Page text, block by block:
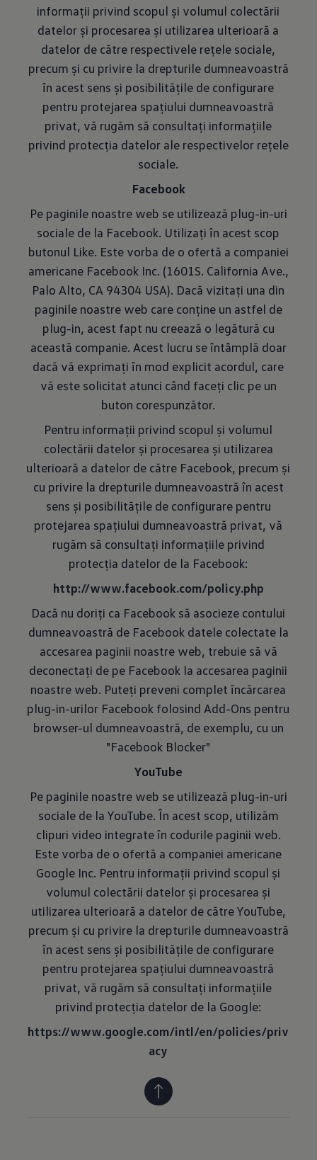
informații privind scopul și volumul colectării
datelor și procesarea și utilizarea ulterioară a
datelor de către respectivele rețele sociale,
precum și cu privire la drepturile dumneavoastră
în acest sens și posibilitățile de configurare
pentru protejarea spațiului dumneavoastră
privat, vă rugăm să consultați informațiile
privind protecția datelor ale respectivelor rețele
sociale.
Facebook
Pe paginile noastre web se utilizează plug-in-uri
sociale de la Facebook. Utilizați în acest scop
butonul Like. Este vorba de o ofertă a companiei
americane Facebook Inc. (1601S. California Ave.,
Palo Alto, CA 94304 USA). Dacă vizitați una din
paginile noastre web care conține un astfel de
plug-in, acest fapt nu creează o legătură cu
această companie. Acest lucru se întâmplă doar
dacă vă exprimați în mod explicit acordul, care
vă este solicitat atunci când faceți clic pe un
buton corespunzător.
Pentru informații privind scopul și volumul
colectării datelor și procesarea și utilizarea
ulterioară a datelor de către Facebook, precum și
cu privire la drepturile dumneavoastră în acest
sens și posibilitățile de configurare pentru
protejarea spațiului dumneavoastră privat, vă
rugăm să consultați informațiile privind
protecția datelor de la Facebook:
http://www.facebook.com/policy.php
Dacă nu doriți ca Facebook să asocieze contului
dumneavoastră de Facebook datele colectate la
accesarea paginii noastre web, trebuie să vă
deconectați de pe Facebook la accesarea paginii
noastre web. Puteți preveni complet încărcarea
plug-in-urilor Facebook folosind Add-Ons pentru
browser-ul dumneavoastră, de exemplu, cu un
"Facebook Blocker"
YouTube
Pe paginile noastre web se utilizează plug-in-uri
sociale de la YouTube. În acest scop, utilizăm
clipuri video integrate în codurile paginii web.
Este vorba de o ofertă a companiei americane
Google Inc. Pentru informații privind scopul și
volumul colectării datelor și procesarea și
utilizarea ulterioară a datelor de către YouTube,
precum și cu privire la drepturile dumneavoastră
în acest sens și posibilitățile de configurare
pentru protejarea spațiului dumneavoastră
privat, vă rugăm să consultați informațiile
privind protecția datelor de la Google:
https://www.google.com/intl/en/policies/priv
acy